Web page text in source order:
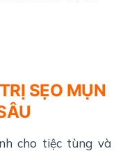
SẸO MỤN
cho tiệc tùng và